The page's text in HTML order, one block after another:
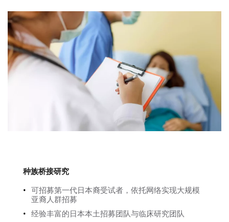
种族桥接研究
可招募第一代日本裔受试者，依托网络实现大规模
亚裔人群招募
经验丰富的日本本土招募团队与临床研究团队